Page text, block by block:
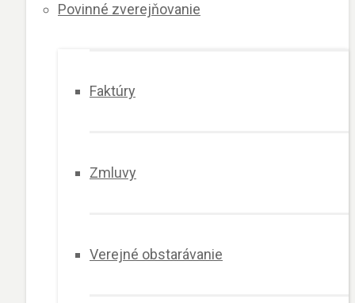
Povinné zverejňovanie
Faktúry
Zmluvy
Verejné obstarávanie